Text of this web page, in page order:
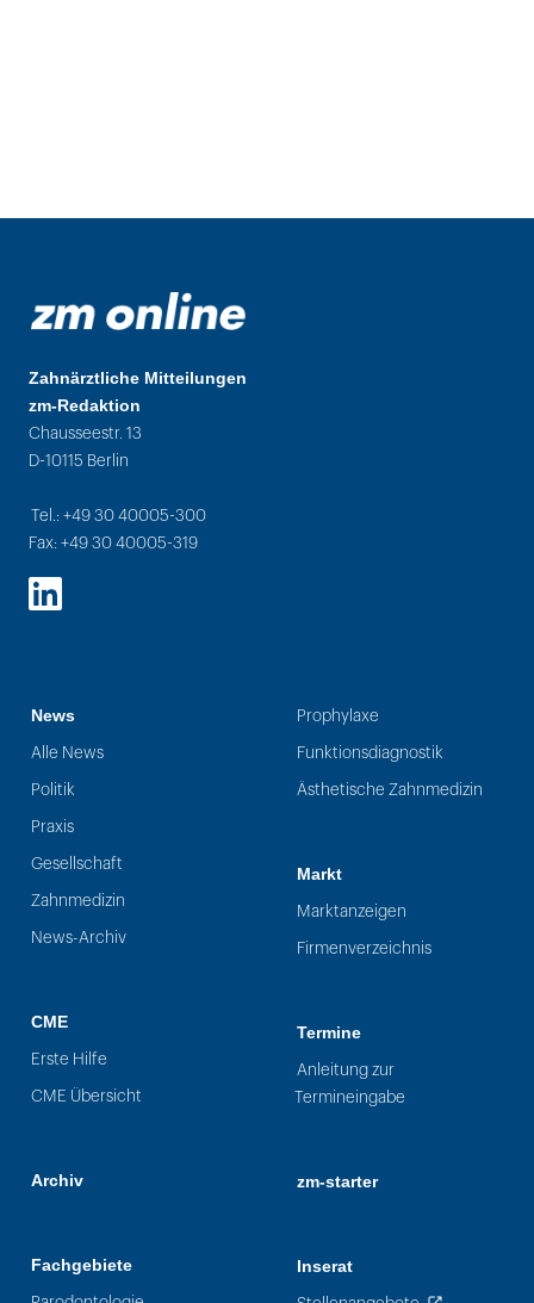
Zahnärztliche Mitteilungen
zm-Redaktion
Chausseestr. 13
D-10115 Berlin
Tel.: +49 30 40005-300
Fax: +49 30 40005-319
LinkedIn
News
Alle News
Politik
Praxis
Gesellschaft
Zahnmedizin
News-Archiv
CME
Erste Hilfe
CME Übersicht
Archiv
Fachgebiete
Prophylaxe
Funktionsdiagnostik
Ästhetische Zahnmedizin
Markt
Marktanzeigen
Firmenverzeichnis
Termine
Anleitung zur
Termineingabe
zm-starter
Inserat